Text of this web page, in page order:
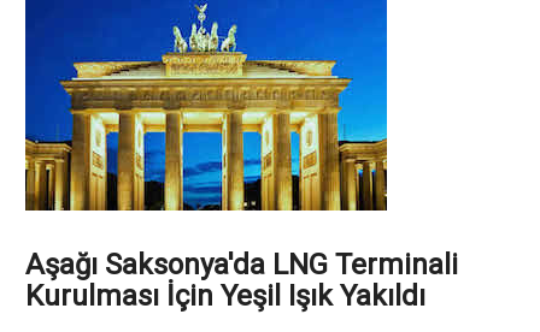
Aşağı Saksonya'da LNG Terminali
Kurulması İçin Yeşil Işık Yakıldı